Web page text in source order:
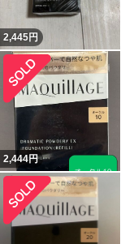
2,445円
2,444円